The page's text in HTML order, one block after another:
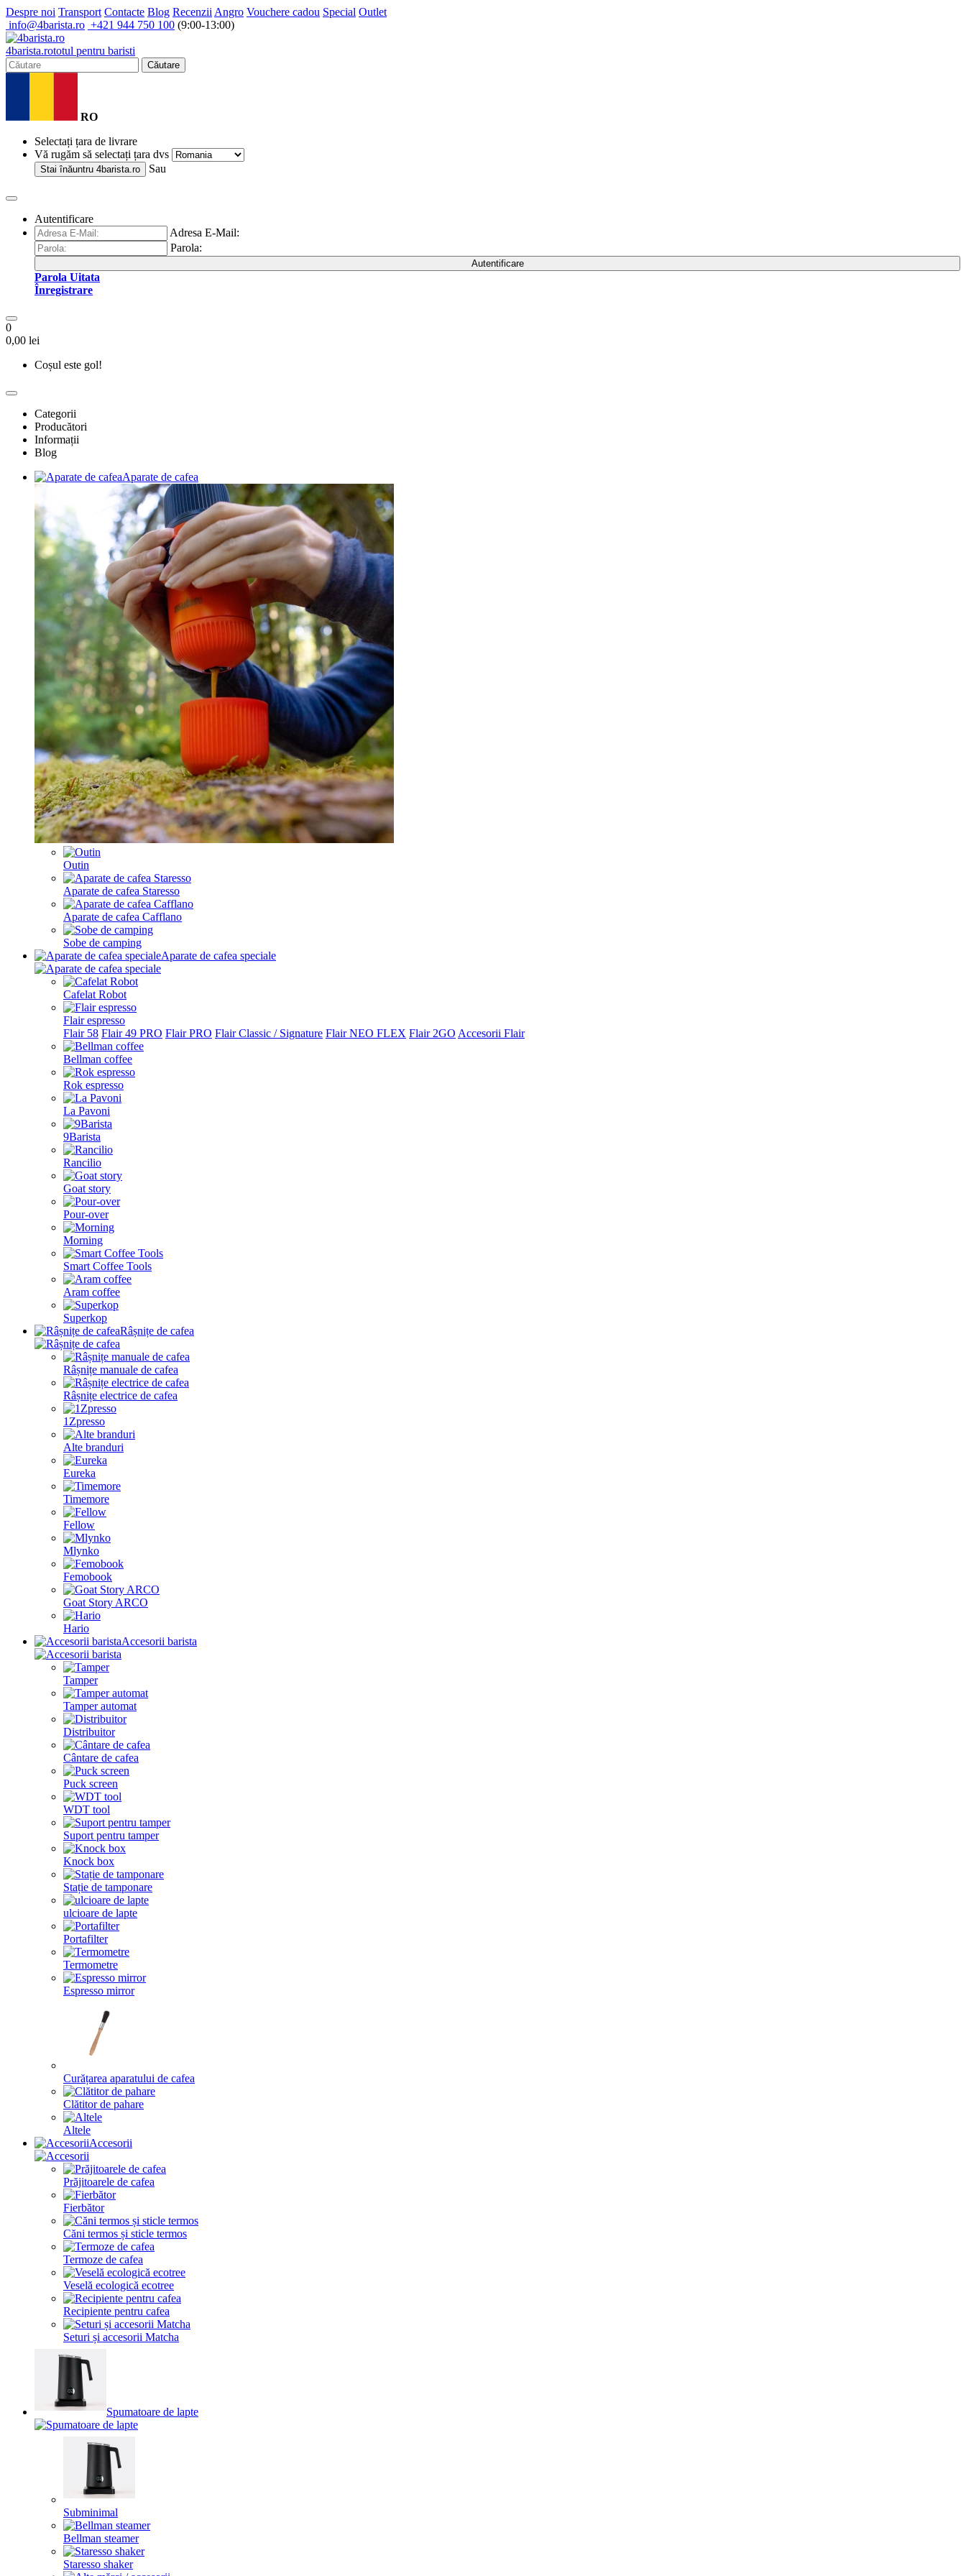
Despre noi Transport Contacte Blog Recenzii Angro Vouchere cadou Special Outlet
info@4barista.ro +421 944 750 100 (9:00-13:00)
4barista.rototul pentru baristi
Căutare
RO
Selectați țara de livrare
Vă rugăm să selectați țara dvs
Stai înăuntru 4barista.ro Sau
Autentificare
Adresa E-Mail:
Parola:
Autentificare
Parola Uitata
Înregistrare
0
0,00 lei
Coșul este gol!
Categorii
Producători
Informații
Blog
Aparate de cafea
Outin
Aparate de cafea Staresso
Aparate de cafea Cafflano
Sobe de camping
Aparate de cafea speciale
Cafelat Robot
Flair espresso
Flair 58 Flair 49 PRO Flair PRO Flair Classic / Signature Flair NEO FLEX Flair 2GO Accesorii Flair
Bellman coffee
Rok espresso
La Pavoni
9Barista
Rancilio
Goat story
Pour-over
Morning
Smart Coffee Tools
Aram coffee
Superkop
Râșnițe de cafea
Râșnițe manuale de cafea
Râșnițe electrice de cafea
1Zpresso
Alte branduri
Eureka
Timemore
Fellow
Mlynko
Femobook
Goat Story ARCO
Hario
Accesorii barista
Tamper
Tamper automat
Distribuitor
Cântare de cafea
Puck screen
WDT tool
Suport pentru tamper
Knock box
Stație de tamponare
ulcioare de lapte
Portafilter
Termometre
Espresso mirror
Curățarea aparatului de cafea
Clătitor de pahare
Altele
Accesorii
Prăjitoarele de cafea
Fierbător
Căni termos și sticle termos
Termoze de cafea
Veselă ecologică ecotree
Recipiente pentru cafea
Seturi și accesorii Matcha
Spumatoare de lapte
Subminimal
Bellman steamer
Staresso shaker